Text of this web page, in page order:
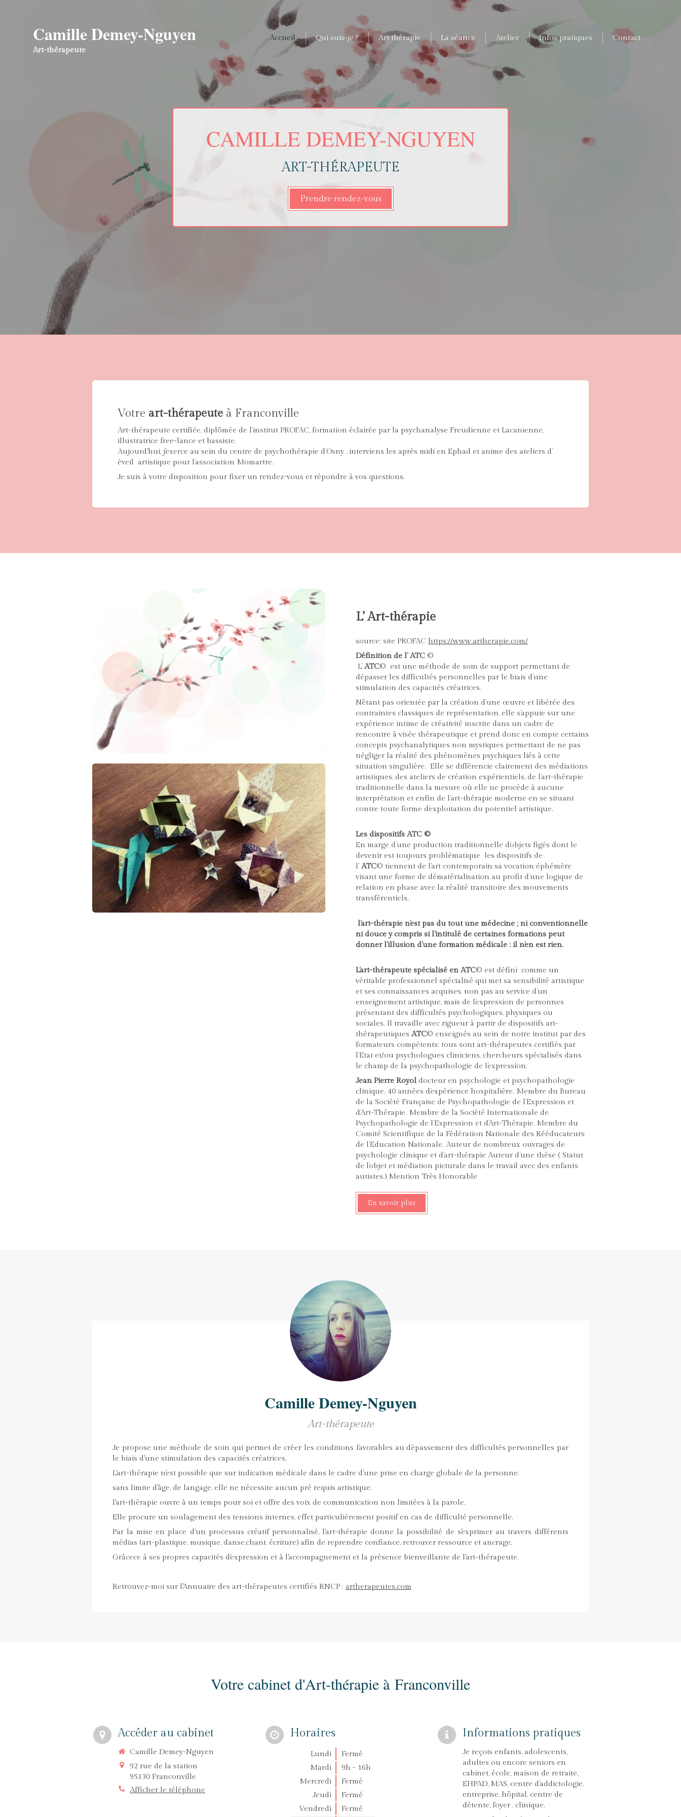
Accueil Qui suis-je ? Art thérapie La séance Atelier Infos pratiques Contact
Camille Demey-Nguyen
Art-thérapeute
CAMILLE DEMEY-NGUYEN
ART-THÉRAPEUTE
Prendre rendez-vous
Votre art-thérapeute à Franconville
Art-thérapeute certifiée, diplômée de l’institut PROFAC, formation éclairée par la psychanalyse Freudienne et Lacanienne,
illustratrice free-lance et bassiste.
Aujourd'hui, j'exerce au sein du centre de psychothérapie d’Osny , interviens les après midi en Ephad et anime des ateliers d’
éveil artistique pour l’association Momartre.
Je suis à votre disposition pour fixer un rendez-vous et répondre à vos questions.
L’ Art-thérapie
source: site PROFAC https://www.artherapie.com/
Définition de l’ ATC ©
L’ATC© est une méthode de soin de support permettant de
dépasser les difficultés personnelles par le biais d’une
stimulation des capacités créatrices.
N’étant pas orientée par la création d’une œuvre et libérée des
contraintes classiques de représentation, elle s’appuie sur une
expérience intime de créativité inscrite dans un cadre de
rencontre à visée thérapeutique et prend donc en compte certains
concepts psychanalytiques non mystiques permettant de ne pas
négliger la réalité des phénomènes psychiques liés à cette
situation singulière. Elle se différencie clairement des médiations
artistiques, des ateliers de création expérientiels, de l’art-thérapie
traditionnelle dans la mesure où elle ne procède à aucune
interprétation et enfin de l’art-thérapie moderne en se situant
contre toute forme d’exploitation du potentiel artistique.
Les dispositifs ATC ©
En marge d’une production traditionnelle d’objets figés dont le
devenir est toujours problématique les dispositifs de
l’ATC© tiennent de l’art contemporain sa vocation éphémère
visant une forme de dématérialisation au profit d’une logique de
relation en phase avec la réalité transitoire des mouvements
transférentiels.
l’art-thérapie n’est pas du tout une médecine ; ni conventionnelle
ni douce y compris si l’intitulé de certaines formations peut
donner l’illusion d’une formation médicale : il n’en est rien.
L’art-thérapeute spécialisé en ATC© est défini comme un
véritable professionnel spécialisé qui met sa sensibilité artistique
et ses connaissances acquises, non pas au service d’un
enseignement artistique, mais de l’expression de personnes
présentant des difficultés psychologiques, physiques ou
sociales. Il travaille avec rigueur à partir de dispositifs art-
thérapeutiquesATC© enseignés au sein de notre institut par des
formateurs compétents: tous sont art-thérapeutes certifiés par
l’Etat et/ou psychologues cliniciens, chercheurs spécialisés dans
le champ de la psychopathologie de l’expression.
Jean Pierre Royol docteur en psychologie et psychopathologie
clinique. 40 années d’expérience hospitalière. Membre du Bureau
de la Société Française de Psychopathologie de l’Expression et
d’Art-Thérapie. Membre de la Société Internationale de
Psychopathologie de l’Expression et d’Art-Thérapie, Membre du
Comité Scientifique de la Fédération Nationale des Rééducateurs
de l’Education Nationale. Auteur de nombreux ouvrages de
psychologie clinique et d’art-thérapie Auteur d’une thèse ( Statut
de l’objet et médiation picturale dans le travail avec des enfants
autistes.) Mention Très Honorable
En savoir plus
Camille Demey-Nguyen
Art-thérapeute
Je propose une méthode de soin qui permet de créer les conditions favorables au dépassement des difficultés personnelles par
le biais d'une stimulation des capacités créatrices.
L'art-thérapie n'est possible que sur indication médicale dans le cadre d'une prise en charge globale de la personne.
sans limite d'âge, de langage, elle ne nécessite aucun pré requis artistique.
l'art-thérapie ouvre à un temps pour soi et offre des voix de communication non limitées à la parole.
Elle procure un soulagement des tensions internes, effet particulièrement positif en cas de difficulté personnelle.
Par la mise en place d'un processus créatif personnalisé, l'art-thérapie donne la possibilité de s'exprimer au travers différents
médias (art-plastique, musique, danse,chant, écriture) afin de reprendre confiance, retrouver ressource et ancrage,
Grâcece à ses propres capacités d'expression et à l'accompagnement et la présence bienveillante de l'art-thérapeute.
Retrouvez-moi sur l'Annuaire des art-thérapeutes certifiés RNCP : artherapeutes.com
Votre cabinet d'Art-thérapie à Franconville
Accéder au cabinet
Camille Demey-Nguyen
92 rue de la station
95130 Franconville
Afficher le téléphone
Horaires
Lundi
Fermé
Mardi
9h - 16h
Mercredi
Fermé
Jeudi
Fermé
Vendredi
Fermé
Informations pratiques
Je reçois enfants, adolescents,
adultes ou encore seniors en
cabinet, école, maison de retraite,
EHPAD, MAS, centre d’addictologie,
entreprise, hôpital, centre de
détente, foyer , clinique.